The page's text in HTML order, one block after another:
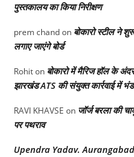
पुस्तकालय का किया निरीक्षण
prem chandon बोकारो स्टील ने
लगाए जाएंगे बोर्ड
Rohiton बोकारो में मैरिज हॉल के
झारखंड ATS की संयुक्त कार्रवाई में
RAVI KHAVSE on जॉर्ज बरला की
पर पथराव
Upendra Yadav.